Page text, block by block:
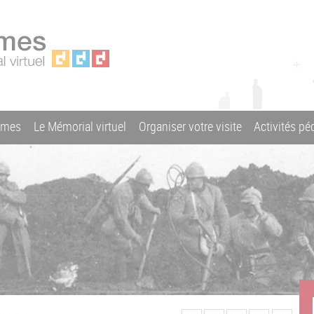
Le Mémorial virtuel Organiser votre visite Activités